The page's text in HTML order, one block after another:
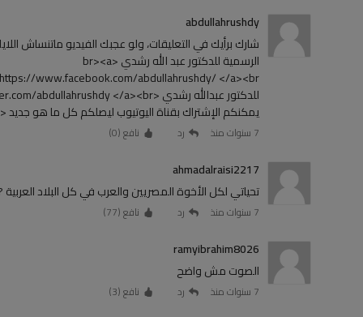
abdullahrushdy
الرسمية للدكتور عبد الله رشدي <br><a
يمكنكم الإشتراك بقناة اليوتيوب ليصلكم كل ما هو جديد <br><a href="https://bit.ly/2CnchIX">https://bit.ly/2CnchIX</a>
7 سنوات منذ رد نافع (0
)
ahmadalraisi2217
تحياتي لكل الأخوة المصريين والعرب في كل البلاد
7 سنوات منذ رد نافع (77
)
ramyibrahim8026
الصوت مش واضح
7 سنوات منذ رد نافع (3
)